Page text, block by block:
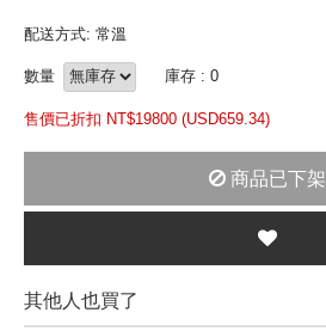
配送方式: 常溫
數量 庫存 : 0
售價已折扣 NT$19800 (USD659.34)
商品已下架
其他人也買了